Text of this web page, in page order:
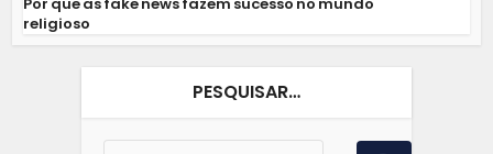
religioso
PESQUISAR…